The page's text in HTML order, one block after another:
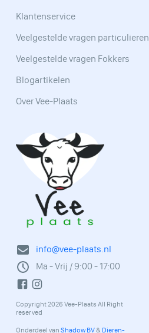
info@vee-plaats.nl
Ma - Vrij / 9:00 - 17:00
Copyright 2026 Vee-Plaats All Right
reserved
Onderdeel van Shadow BV& Dieren-
Klantenservice
Veelgestelde vragen particulieren
Veelgestelde vragen Fokkers
Blogartikelen
Over Vee-Plaats